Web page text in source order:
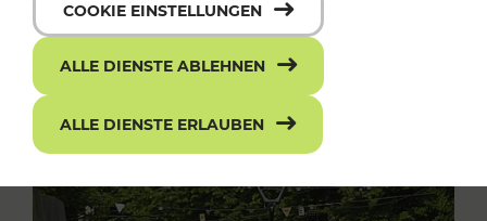
COOKIE EINSTELLUNGEN
ALLE DIENSTE ABLEHNEN
ALLE DIENSTE ERLAUBEN